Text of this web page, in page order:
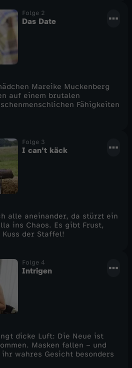
Folge 2
Das Date
Mareike Muckenberg
auf einem brutalen
Fähigkeiten
Folge 3
I can't käck
alle aneinander, da stürzt ein
ins Chaos. Es gibt Frust,
der Staffel!
Folge 4
Intrigen
dicke Luft: Die Neue ist
Masken fallen – und
wahres Gesicht besonders